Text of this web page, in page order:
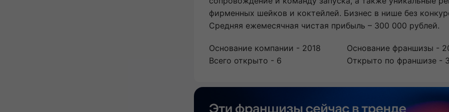
фирменных шейков и коктейлей. Бизнес в нише без
Средняя ежемесячная чистая прибыль – 300 000 рублей.
Основание компании - 2018
Основание франшизы -
Всего открыто - 6
Открыто по франшизе - 3